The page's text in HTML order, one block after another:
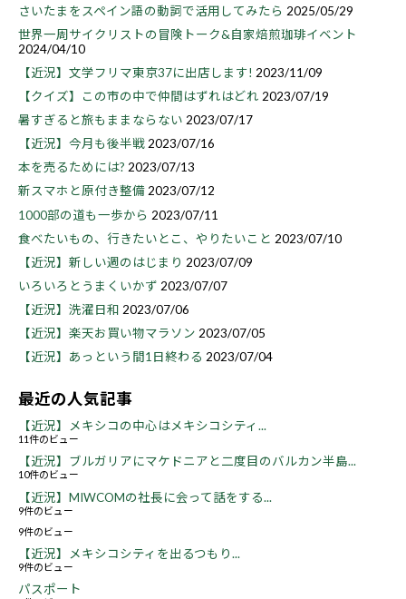
さいたまをスペイン語の動詞で活用してみたら 2025/05/29
世界一周サイクリストの冒険トーク&自家焙煎珈琲イベント
2024/04/10
【近況】文学フリマ東京37に出店します! 2023/11/09
【クイズ】この市の中で仲間はずれはどれ 2023/07/19
暑すぎると旅もままならない 2023/07/17
【近況】今月も後半戦 2023/07/16
本を売るためには? 2023/07/13
新スマホと原付き整備2023/07/12
1000部の道も一歩から 2023/07/11
食べたいもの、行きたいとこ、やりたいこと 2023/07/10
【近況】新しい週のはじまり 2023/07/09
いろいろとうまくいかず 2023/07/07
【近況】洗濯日和 2023/07/06
【近況】楽天お買い物マラソン 2023/07/05
【近況】あっという間1日終わる 2023/07/04
最近の人気記事
【近況】メキシコの中心はメキシコシティ...
11件のビュー
【近況】ブルガリアにマケドニアと二度目のバルカン半島...
10件のビュー
【近況】MIWCOMの社長に会って話をする...
9件のビュー
9件のビュー
【近況】メキシコシティを出るつもり...
9件のビュー
パスポート